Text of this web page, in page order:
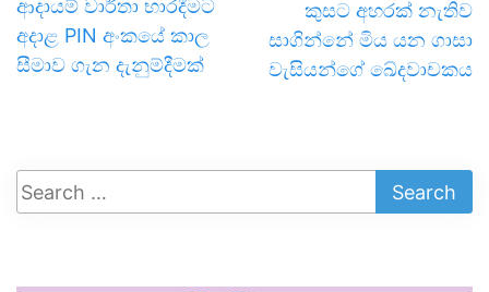
ආදායම් වාර්තා භාරදීමට
අදාළ PIN අංකයේ කාල
සීමාව ගැන දැනුම්දීමක්
කුසට අහරක් නැතිව
සාගින්නේ මිය යන ගාසා
වැසියන්ගේ ඛේදවාචකය